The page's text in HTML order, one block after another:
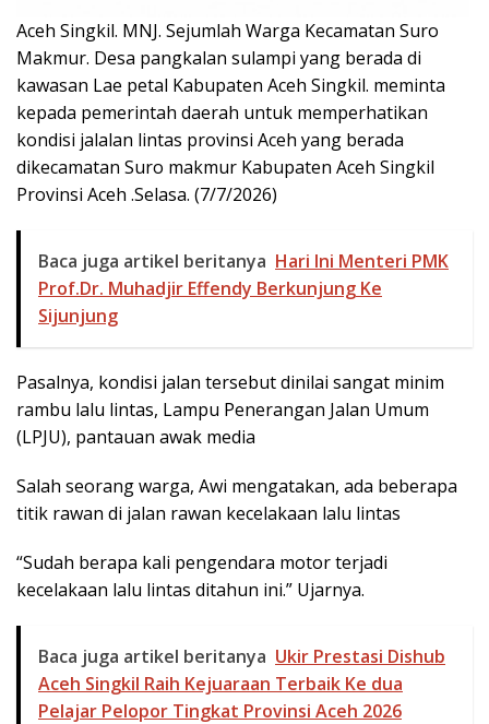
Aceh Singkil. MNJ. Sejumlah Warga Kecamatan Suro
Makmur. Desa pangkalan sulampi yang berada di
kawasan Lae petal Kabupaten Aceh Singkil. meminta
kepada pemerintah daerah untuk memperhatikan
kondisi jalalan lintas provinsi Aceh yang berada
dikecamatan Suro makmur Kabupaten Aceh Singkil
Provinsi Aceh .Selasa. (7/7/2026)
Baca juga artikel beritanya Hari Ini Menteri PMK
Prof.Dr. Muhadjir Effendy Berkunjung Ke
Sijunjung
Pasalnya, kondisi jalan tersebut dinilai sangat minim
rambu lalu lintas, Lampu Penerangan Jalan Umum
(LPJU), pantauan awak media
Salah seorang warga, Awi mengatakan, ada beberapa
titik rawan di jalan rawan kecelakaan lalu lintas
“Sudah berapa kali pengendara motor terjadi
kecelakaan lalu lintas ditahun ini.” Ujarnya.
Baca juga artikel beritanya Ukir Prestasi Dishub
Aceh Singkil Raih Kejuaraan Terbaik Ke dua
Pelajar Pelopor Tingkat Provinsi Aceh 2026